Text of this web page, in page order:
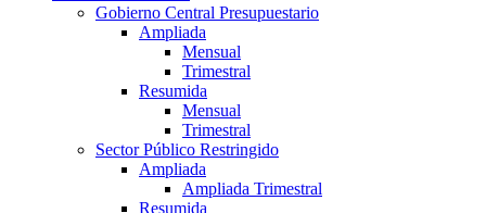
Gobierno Central Presupuestario
Ampliada
Mensual
Trimestral
Resumida
Mensual
Trimestral
Sector Público Restringido
Ampliada
Ampliada Trimestral
Resumida